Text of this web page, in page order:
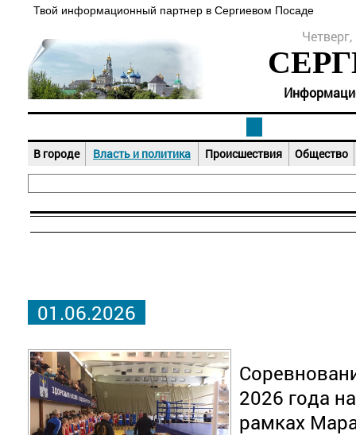
Твой информационный партнер в Сергиевом Посаде
В городе Власть и политика Происшествия Общество
01.06.2026
2026 года
рамках